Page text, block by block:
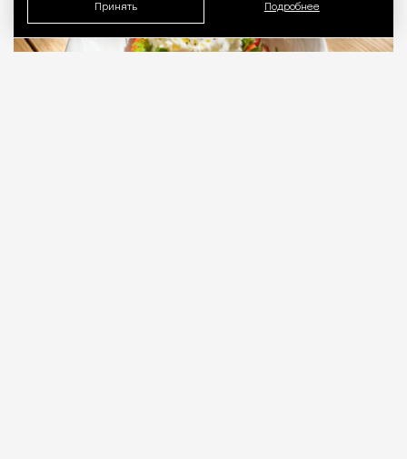
Принять Подробнее